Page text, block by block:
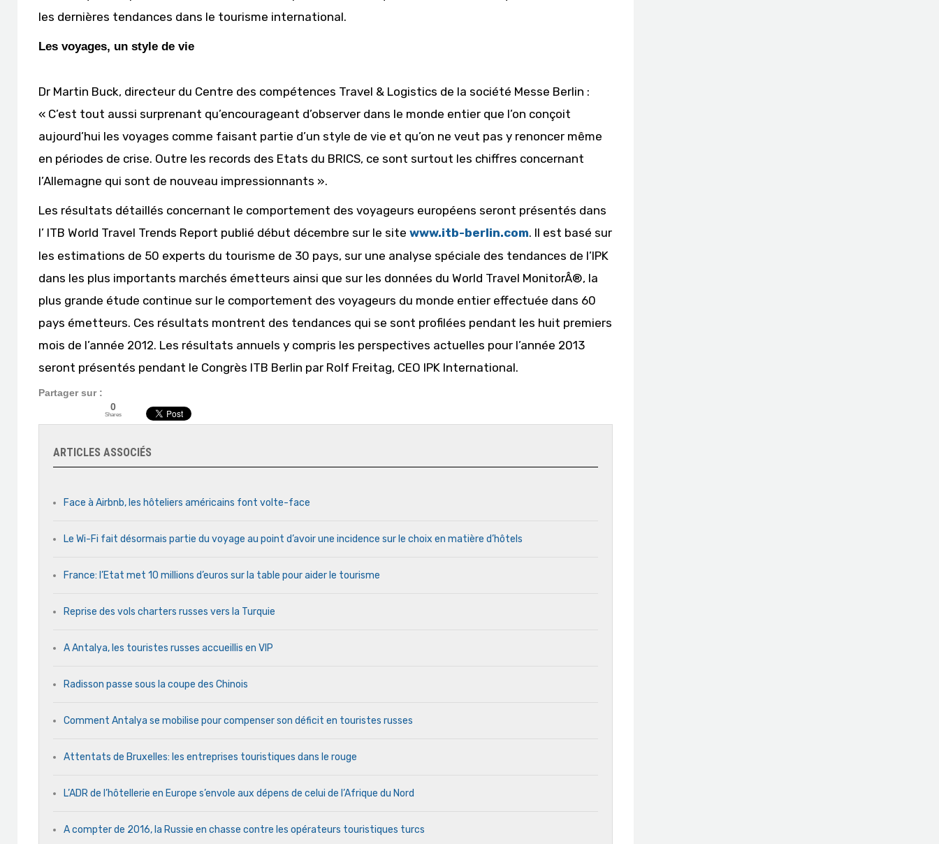
les dernières tendances dans le tourisme international.
Les voyages, un style de vie
Dr Martin Buck, directeur du Centre des compétences Travel & Logistics de la société Messe Berlin :
« C’est tout aussi surprenant qu’encourageant d’observer dans le monde entier que l’on conçoit
aujourd’hui les voyages comme faisant partie d’un style de vie et qu’on ne veut pas y renoncer même
en périodes de crise. Outre les records des Etats du BRICS, ce sont surtout les chiffres concernant
l’Allemagne qui sont de nouveau impressionnants ».
Les résultats détaillés concernant le comportement des voyageurs européens seront présentés dans
l’ ITB World Travel Trends Report publié début décembre sur le site www.itb-berlin.com. Il est basé sur
les estimations de 50 experts du tourisme de 30 pays, sur une analyse spéciale des tendances de l’IPK
dans les plus importants marchés émetteurs ainsi que sur les données du World Travel MonitorÂ®, la
plus grande étude continue sur le comportement des voyageurs du monde entier effectuée dans 60
pays émetteurs. Ces résultats montrent des tendances qui se sont profilées pendant les huit premiers
mois de l’année 2012. Les résultats annuels y compris les perspectives actuelles pour l’année 2013
seront présentés pendant le Congrès ITB Berlin par Rolf Freitag, CEO IPK International.
Partager sur :
0
Shares
ARTICLES ASSOCIÉS
Face à Airbnb, les hôteliers américains font volte-face
Le Wi-Fi fait désormais partie du voyage au point d’avoir une incidence sur le choix en matière d’hôtels
France: l’Etat met 10 millions d’euros sur la table pour aider le tourisme
Reprise des vols charters russes vers la Turquie
A Antalya, les touristes russes accueillis en VIP
Radisson passe sous la coupe des Chinois
Comment Antalya se mobilise pour compenser son déficit en touristes russes
Attentats de Bruxelles: les entreprises touristiques dans le rouge
L’ADR de l’hôtellerie en Europe s’envole aux dépens de celui de l’Afrique du Nord
A compter de 2016, la Russie en chasse contre les opérateurs touristiques turcs